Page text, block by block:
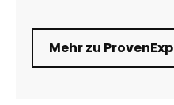
Mehr zu